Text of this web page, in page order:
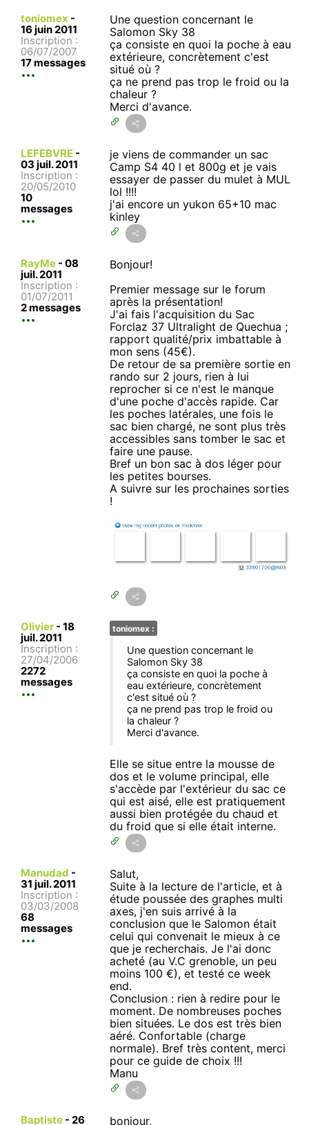
toniomex -
16 juin 2011
Inscription :
06/07/2007
17 messages
Une question concernant le
Salomon Sky 38
ça consiste en quoi la poche à eau
extérieure, concrètement c'est
situé où ?
ça ne prend pas trop le froid ou la
chaleur ?
Merci d'avance.
LEFEBVRE -
03 juil. 2011
Inscription :
20/05/2010
10
messages
je viens de commander un sac
Camp S4 40 l et 800g et je vais
essayer de passer du mulet à MUL
lol !!!!
j'ai encore un yukon 65+10 mac
kinley
RayMe - 08
juil. 2011
Inscription :
01/07/2011
2 messages
Bonjour!
Premier message sur le forum
après la présentation!
J'ai fais l'acquisition du Sac
Forclaz 37 Ultralight de Quechua ;
rapport qualité/prix imbattable à
mon sens (45€).
De retour de sa première sortie en
rando sur 2 jours, rien à lui
reprocher si ce n'est le manque
d'une poche d'accès rapide. Car
les poches latérales, une fois le
sac bien chargé, ne sont plus très
accessibles sans tomber le sac et
faire une pause.
Bref un bon sac à dos léger pour
les petites bourses.
A suivre sur les prochaines sorties
!
Olivier - 18
juil. 2011
Inscription :
27/04/2006
2272
messages
toniomex :
Une question concernant le
Salomon Sky 38
ça consiste en quoi la poche à
eau extérieure, concrètement
c'est situé où ?
ça ne prend pas trop le froid ou
la chaleur ?
Merci d'avance.
Elle se situe entre la mousse de
dos et le volume principal, elle
s'accède par l'extérieur du sac ce
qui est aisé, elle est pratiquement
aussi bien protégée du chaud et
du froid que si elle était interne.
Manudad -
31 juil. 2011
Inscription :
03/03/2008
68
messages
Salut,
Suite à la lecture de l'article, et à
étude poussée des graphes multi
axes, j'en suis arrivé à la
conclusion que le Salomon était
celui qui convenait le mieux à ce
que je recherchais. Je l'ai donc
acheté (au V.C grenoble, un peu
moins 100 €), et testé ce week
end.
Conclusion : rien à redire pour le
moment. De nombreuses poches
bien situées. Le dos est très bien
aéré. Confortable (charge
normale). Bref très content, merci
pour ce guide de choix !!!
Manu
Baptiste - 26
bonjour,